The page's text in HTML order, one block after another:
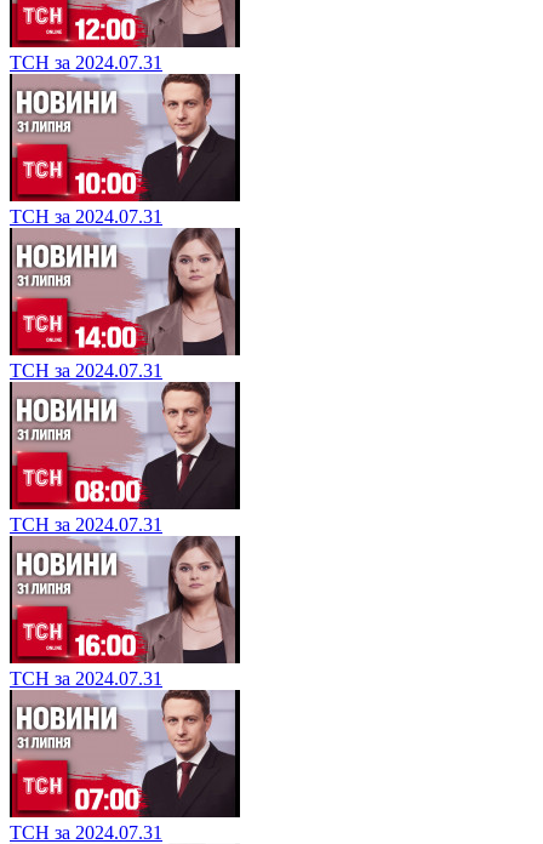
ТСН за 2024.07.31
ТСН за 2024.07.31
ТСН за 2024.07.31
ТСН за 2024.07.31
ТСН за 2024.07.31
ТСН за 2024.07.31